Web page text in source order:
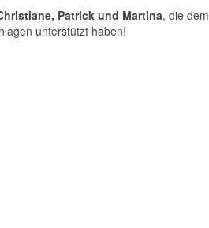
Patrick und Martina, die dem
unterstützt haben!